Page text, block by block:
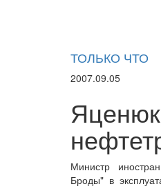
ТОЛЬКО ЧТО
2007.09.05
Министр
Броды" в